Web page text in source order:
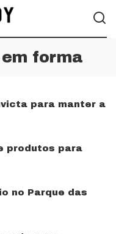
forma
para manter a
produtos para
no Parque das